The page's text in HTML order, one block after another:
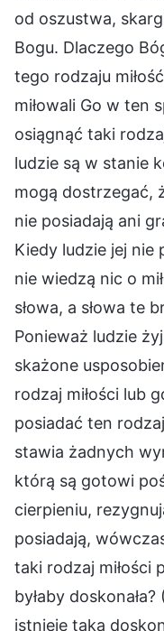
od oszustwa,
Bogu. Dlaczego
tego rodzaju
miłowali Go w ten
osiągnąć taki
ludzie są w stanie
mogą dostrzegać,
nie posiadają ani
Kiedy ludzie jej nie
nie wiedzą nic o
słowa, a słowa te
Ponieważ ludzie
skażone
rodzaj miłości lub
posiadać ten
stawia żadnych
którą są gotowi
cierpieniu,
posiadają,
taki rodzaj miłości
byłaby
istnieje taka